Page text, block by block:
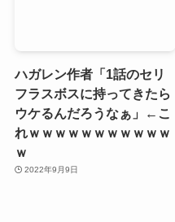
ハガレン作者「1話のセリ
フラスボスに持ってきたら
ウケるんだろうなぁ」←こ
れｗｗｗｗｗｗｗｗｗｗｗ
ｗ
2022年9月9日